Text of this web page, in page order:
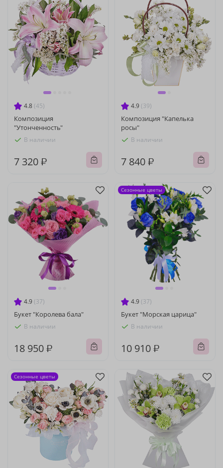
4.8 (45)
Композиция
"Утонченность"
В наличии
7 320 ₽
4.9 (39)
Композиция "Капелька
росы"
В наличии
7 840 ₽
4.9 (37)
Букет "Королева бала"
В наличии
18 950 ₽
4.9 (37)
Букет "Морская царица"
В наличии
10 910 ₽
Сезонные цветы
Сезонные цветы